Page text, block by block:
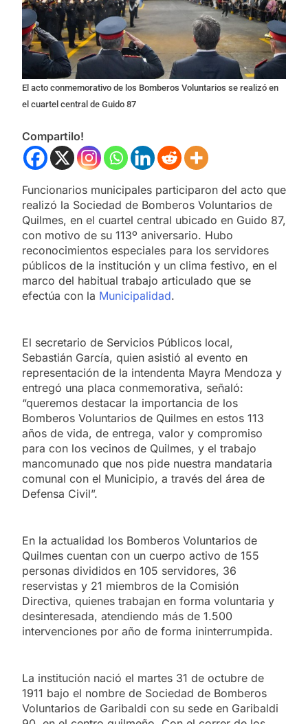
El acto conmemorativo de los Bomberos Voluntarios se realizó en
el cuartel central de Guido 87
Compartilo!
Funcionarios municipales participaron del acto que
realizó la Sociedad de Bomberos Voluntarios de
Quilmes, en el cuartel central ubicado en Guido 87,
con motivo de su 113º aniversario. Hubo
reconocimientos especiales para los servidores
públicos de la institución y un clima festivo, en el
marco del habitual trabajo articulado que se
efectúa con la Municipalidad.
El secretario de Servicios Públicos local,
Sebastián García, quien asistió al evento en
representación de la intendenta Mayra Mendoza y
entregó una placa conmemorativa, señaló:
“queremos destacar la importancia de los
Bomberos Voluntarios de Quilmes en estos 113
años de vida, de entrega, valor y compromiso
para con los vecinos de Quilmes, y el trabajo
mancomunado que nos pide nuestra mandataria
comunal con el Municipio, a través del área de
Defensa Civil”.
En la actualidad los Bomberos Voluntarios de
Quilmes cuentan con un cuerpo activo de 155
personas divididos en 105 servidores, 36
reservistas y 21 miembros de la Comisión
Directiva, quienes trabajan en forma voluntaria y
desinteresada, atendiendo más de 1.500
intervenciones por año de forma ininterrumpida.
La institución nació el martes 31 de octubre de
1911 bajo el nombre de Sociedad de Bomberos
Voluntarios de Garibaldi con su sede en Garibaldi